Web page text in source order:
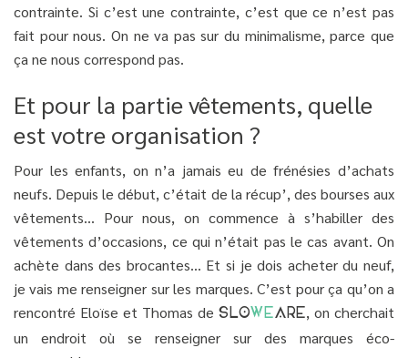
contrainte. Si c’est une contrainte, c’est que ce n’est pas
fait pour nous. On ne va pas sur du minimalisme, parce que
ça ne nous correspond pas.
Et pour la partie vêtements, quelle
est votre organisation ?
Pour les enfants, on n’a jamais eu de frénésies d’achats
neufs. Depuis le début, c’était de la récup’, des bourses aux
vêtements… Pour nous, on commence à s’habiller des
vêtements d’occasions, ce qui n’était pas le cas avant. On
achète dans des brocantes… Et si je dois acheter du neuf,
je vais me renseigner sur les marques. C’est pour ça qu’on a
rencontré Eloïse et Thomas de SLOWEARE, on cherchait
un endroit où se renseigner sur des marques éco-